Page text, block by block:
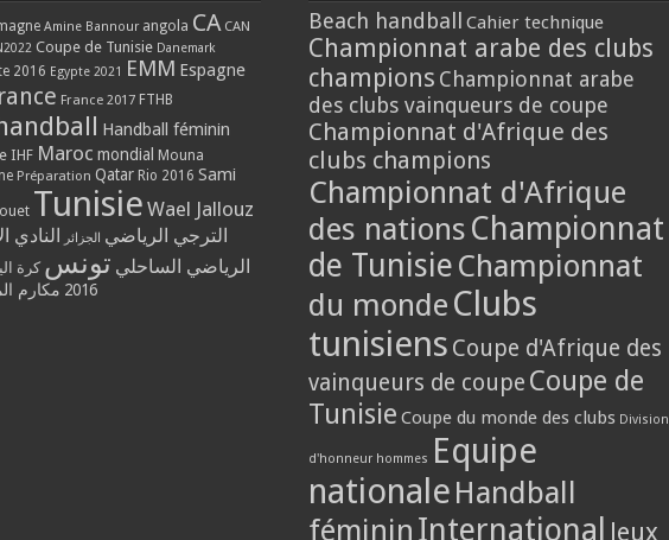
Amine Bannour angola CA CAN
Coupe de Tunisie Danemark
2016 Egypte 2021 EMM Espagne
France 2017 FTHB
Handball féminin
IHF Maroc mondial Mouna
Préparation Qatar Rio 2016 Sami
Tunisie Wael Jallouz
الترجي الرياضي الجزائر النادي
الرياضي الساحلي تونس كرة
2016 مكارم
Beach handball Cahier technique
Championnat arabe des clubs
champions Championnat arabe
des clubs vainqueurs de coupe
Championnat d'Afrique des
clubs champions
Championnat d'Afrique
des nations Championnat
de Tunisie Championnat
du monde Clubs
tunisiens Coupe d'Afrique des
vainqueurs de coupe Coupe de
Tunisie Coupe du monde des clubs Division
d'honneur hommes Equipe
nationale Handball
féminin International Jeux